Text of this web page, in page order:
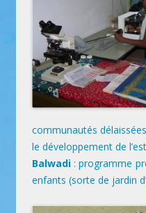
communautés
le développement de
Balwadi: programme
enfants (sorte de jardin